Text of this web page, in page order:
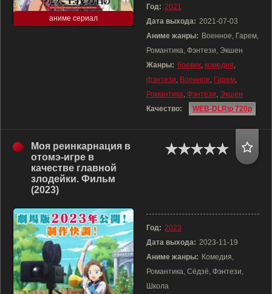
аниме сериал
Год: 2021
Дата выхода: 2021-07-03
Аниме жанры: Военное, Гарем,
Романтика, Фэнтези, Экшен
Жанры: боевик, комедия,
фэнтези, Военное, Гарем,
Романтика, Фэнтези, Экшен
Качество:
WEB-DLRip 720p
Моя реинкарнация в
отомэ-игре в
качестве главной
злодейки. Фильм
(2023)
Год: 2023
Дата выхода: 2023-11-19
Аниме жанры: Комедия,
Романтика, Сёдзё, Фэнтези,
Школа